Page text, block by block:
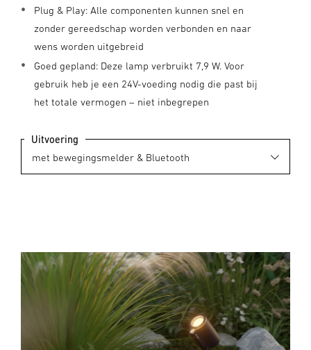
Plug & Play: Alle componenten kunnen snel en
zonder gereedschap worden verbonden en naar
wens worden uitgebreid
Goed gepland: Deze lamp verbruikt 7,9 W. Voor
gebruik heb je een 24V-voeding nodig die past bij
het totale vermogen – niet inbegrepen
Uitvoering